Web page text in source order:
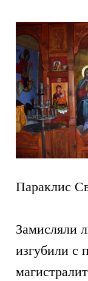
Параклис
Замисляли
изгубили с